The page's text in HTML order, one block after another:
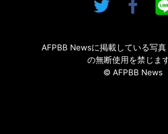
AFPBB Newsに掲載している写
の無断使用を禁じます
© AFPBB News